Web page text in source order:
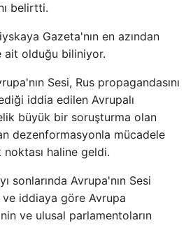
belirtti.
Gazeta'nın en azından
ait olduğu biliniyor.
Sesi, Rus propagandasını
iddia edilen Avrupalı
büyük bir soruşturma olan
dezenformasyonla mücadele
haline geldi.
sonlarında Avrupa'nın Sesi
ve iddiaya göre Avrupa
ve ulusal parlamentoların